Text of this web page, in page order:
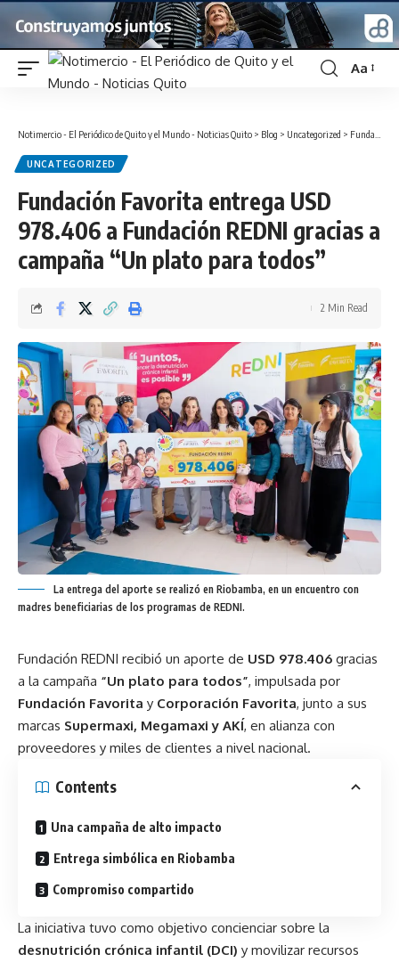
Font
Aa
Notimercio - El Periódico de Quito y el Mundo - Noticias Quito > Blog > Uncategorized > Fundación Favorita entrega USD 978.406 a Fundación REDNI gracias a campaña “Un plato para todos”
UNCATEGORIZED
Fundación Favorita entrega USD
978.406 a Fundación REDNI gracias a
campaña “Un plato para todos”
2 Min Read
La entrega del aporte se realizó en Riobamba, en un encuentro con
madres beneficiarias de los programas de REDNI.
Fundación REDNI recibió un aporte de USD 978.406 gracias
a la campaña “Un plato para todos”, impulsada por
Fundación Favorita y Corporación Favorita, junto a sus
marcas Supermaxi, Megamaxi y AKÍ, en alianza con
proveedores y miles de clientes a nivel nacional.
Contents
Una campaña de alto impacto
Entrega simbólica en Riobamba
Compromiso compartido
La iniciativa tuvo como objetivo concienciar sobre la
desnutrición crónica infantil (DCI) y movilizar recursos